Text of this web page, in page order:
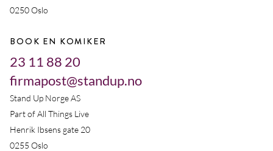
0250 Oslo
BOOK EN KOMIKER
23 11 88 20
firmapost@standup.no
Stand Up Norge AS
Part of All Things Live
Henrik Ibsens gate 20
0255 Oslo